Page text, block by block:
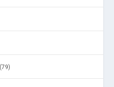
(79)